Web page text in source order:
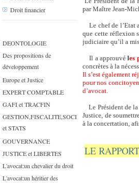
Droit financier
DEONTOLOGIE
Des propositions de
développement
Europe et Justice
EXPERT COMPTABLE
GAFI et TRACFIN
GESTION,FISCALITE,SOCIAL
et STATS
GOUVERNANCE
JUSTICE et LIBERTES
L'avocat:un chevalier du droit
L'avocat:un héritier des
par Maître Jean-
Le chef de l’Etat
que cette réflexion
judiciaire qu’il a
Il a approuvéles
concrètes à la
Il s’est également
pour nos
d’avocat.
Le Président de
Justice, de
à la concertation,
LE